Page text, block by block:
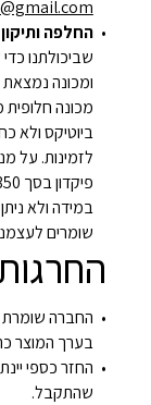
החלפה
שביכולתנו
ומכונה
מכונה חלופית
ביוטיקס ולא
לזמינות. על
במידה ולא
שומרים
החברה
בערך המוצר
החזר כספי
שהתקבל.